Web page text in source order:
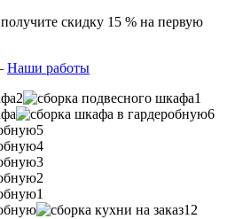
скидку 15 % на первую
Наши работы